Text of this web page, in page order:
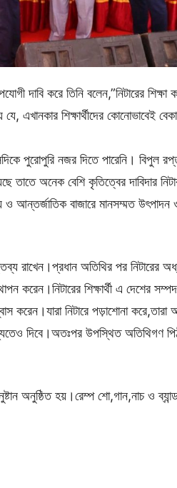
দাবি করে তিনি বলেন,”নিটারের শিক্ষা
এখানকার শিক্ষার্থীদের কোনোভাবেই
পুরোপুরি নজর দিতে পারেনি। বিপুল
তাতে অনেক বেশি কৃতিত্বের দাবিদার
আন্তর্জাতিক বাজারে মানসম্মত উৎপাদন
রাখেন।প্রধান অতিথির পর নিটারের
করেন।নিটারের শিক্ষার্থী এ দেশের
করেন।যারা নিটারে পড়াশোনা করে,তারা
দিবে।অতঃপর উপস্থিত অতিথিগণ
অনুষ্ঠিত হয়।রেম্প শো,গান,নাচ ও